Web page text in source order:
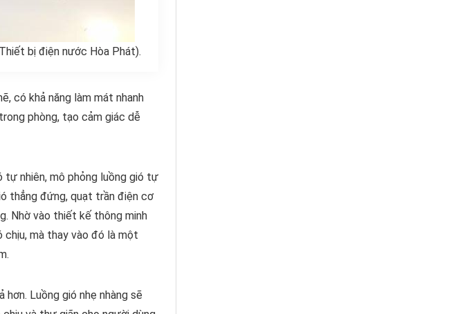
bị điện nước Hòa Phát).
có khả năng làm mát nhanh
phòng, tạo cảm giác dễ
tự nhiên, mô phỏng luồng gió tự
thẳng đứng, quạt trần điện cơ
Nhờ vào thiết kế thông minh
mà thay vào đó là một
Luồng gió nhẹ nhàng sẽ